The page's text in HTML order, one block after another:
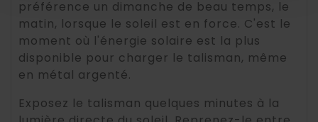
préférence un dimanche de beau temps, le
matin, lorsque le soleil est en force. C'est le
moment où l'énergie solaire est la plus
disponible pour charger le talisman, même
en métal argenté.
Exposez le talisman quelques minutes à la